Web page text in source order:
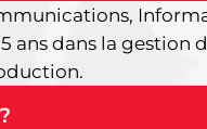
ans dans la gestion